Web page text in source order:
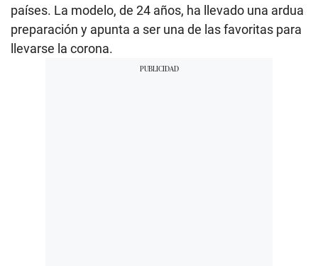
países. La modelo, de 24 años, ha llevado una ardua
preparación y apunta a ser una de las favoritas para
llevarse la corona.